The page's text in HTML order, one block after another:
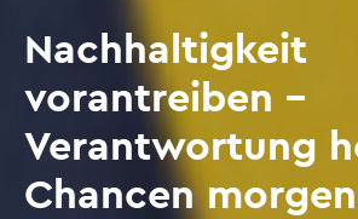
Nachhaltigkeit
vorantreiben –
Verantwortung
Chancen morgen